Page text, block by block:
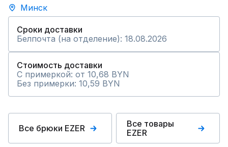
Минск
Сроки доставки
Белпочта (на отделение): 18.08.2026
Стоимость доставки
С примеркой: от 10,68 BYN
Без примерки: 10,59 BYN
Все брюки EZER
Все товары
EZER